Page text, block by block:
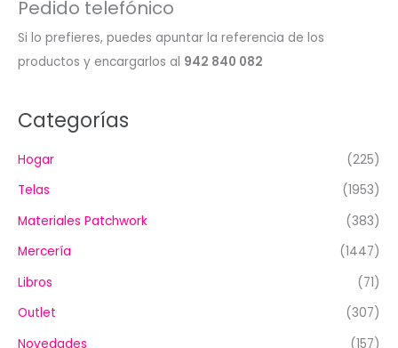
Pedido telefónico
Si lo prefieres, puedes apuntar la referencia de los
productos y encargarlos al 942 840 082
Categorías
Hogar
(225)
Telas
(1953)
Materiales Patchwork
(383)
Mercería
(1447)
Libros
(71)
Outlet
(307)
Novedades
(157)